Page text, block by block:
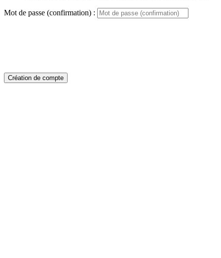
Mot de passe (confirmation) :
Création de compte